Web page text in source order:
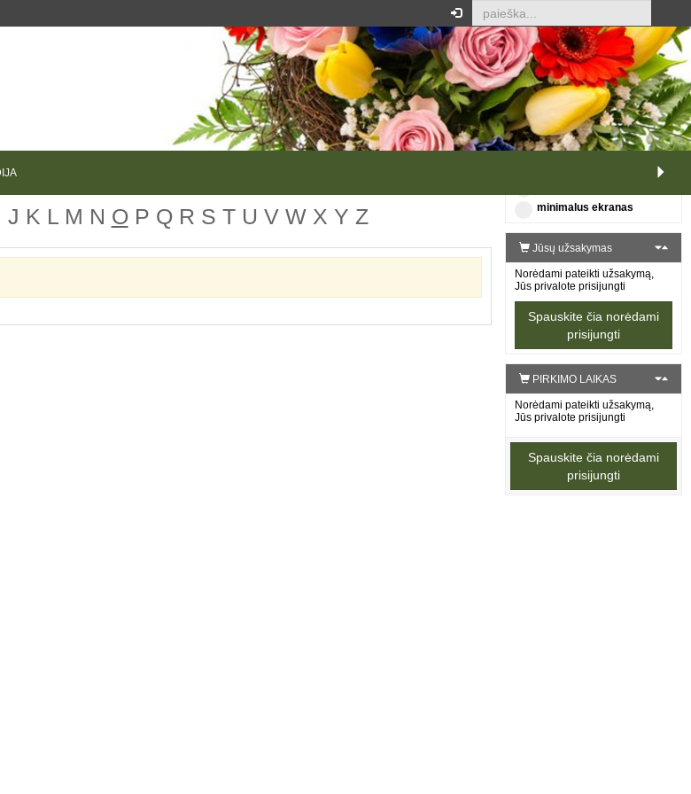
J K L M N O P Q R S T U V W X Y Z
VAIZDAS
minimalus ekranas
Jūsų užsakymas
Norėdami pateikti užsakymą,
Jūs privalote prisijungti
Spauskite čia norėdami
prisijungti
PIRKIMO LAIKAS
Norėdami pateikti užsakymą,
Jūs privalote prisijungti
Spauskite čia norėdami
prisijungti